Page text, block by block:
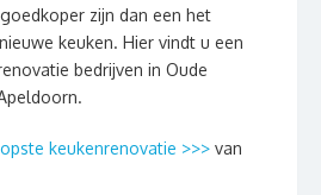
zijn dan een het
keuken. Hier vindt u een
bedrijven in Oude
keukenrenovatie >>> van